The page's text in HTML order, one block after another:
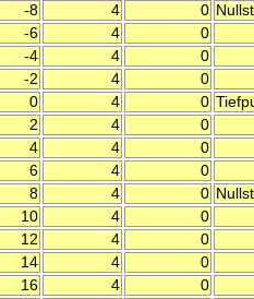
-8 4 0
-6 4
0
-4 4
0
-2 4
0
0 4 0
2 4
0
4 4
0
6 4
0
8 4 0
10 4
0
12 4
0
14 4
0
16 4
0